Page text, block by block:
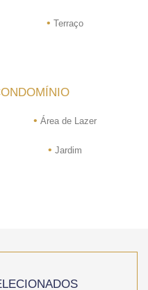
• Terraço
• Área de Lazer
• Jardim